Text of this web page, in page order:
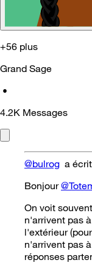
+56 plus
Grand Sage
•
4.2K Messages
@bulrog a
Bonjour
On voit
n'arrivent pas
l'extérieur
n'arrivent pas
réponses